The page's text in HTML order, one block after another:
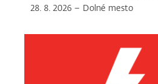
28. 8. 2026 – Dolné mesto